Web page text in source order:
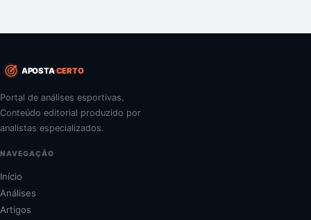
APOSTACERTO
Portal de análises esportivas.
Conteúdo editorial produzido por
analistas especializados.
NAVEGAÇÃO
Início
Análises
Artigos